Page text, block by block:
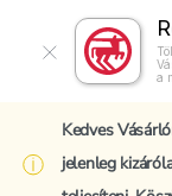
a
Kedves
jelenleg